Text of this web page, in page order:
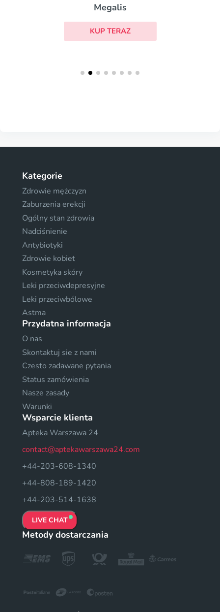
Megalis
KUP TERAZ
Kategorie
Zdrowie mężczyzn
Zaburzenia erekcji
Ogólny stan zdrowia
Nadciśnienie
Antybiotyki
Zdrowie kobiet
Kosmetyka skóry
Leki przeciwdepresyjne
Leki przeciwbólowe
Astma
Przydatna informacja
O nas
Skontaktuj sie z nami
Czesto zadawane pytania
Status zamówienia
Nasze zasady
Warunki
Wsparcie klienta
Apteka Warszawa 24
contact@aptekawarszawa24.com
+44-203-608-1340
+44-808-189-1420
+44-203-514-1638
LIVE CHAT
Metody dostarczania